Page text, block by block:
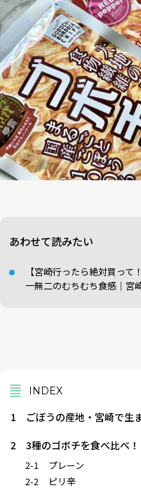
あわせて読みたい
【宮崎行ったら絶対買っ
一無二のむちむち食感｜宮
INDEX
1
ごぼうの産地・宮崎で生
2
3種のゴボチを食べ比べ！
2-1
プレーン
2-2
ピリ辛